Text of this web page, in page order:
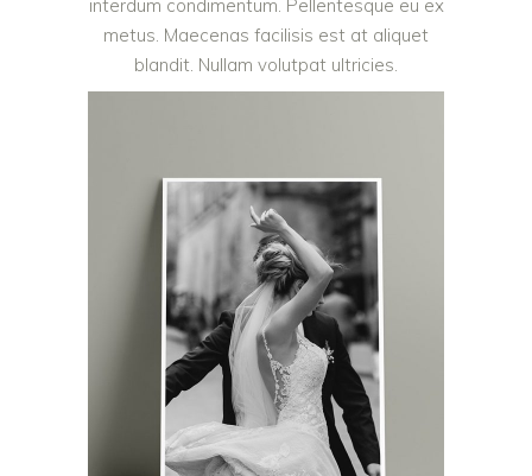
interdum condimentum. Pellentesque eu ex
metus. Maecenas facilisis est at aliquet
blandit. Nullam volutpat ultricies.